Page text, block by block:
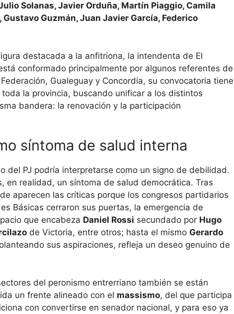
Solanas, Javier Orduña, Martín Piaggio, Camila
Gustavo Guzmán, Juan Javier García, Federico
destacada a la anfitriona, la intendenta de El
conformado principalmente por algunos referentes de
Gualeguay y Concordia, su convocatoria tiene
la provincia, buscando unificar a los distintos
bandera: la renovación y la participación
síntoma de salud interna
del PJ podría interpretarse como un signo de debilidad.
en realidad, un síntoma de salud democrática. Tras
aparecen las críticas porque los congresos partidarios
Básicas cerraron sus puertas, la emergencia de
que encabeza Daniel Rossi secundado por Hugo
de Victoria, entre otros; hasta el mismo Gerardo
sus aspiraciones, refleja un deseo genuino de
del peronismo entrerriano también se están
un frente alineado con el massismo, del que participa
con convertirse en senador nacional, y para eso ya